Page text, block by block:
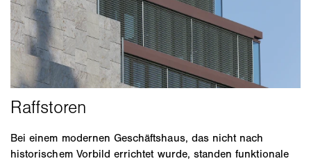
Bei einem modernen Geschäftshaus, das nicht nach
historischem Vorbild errichtet wurde, standen funktionale